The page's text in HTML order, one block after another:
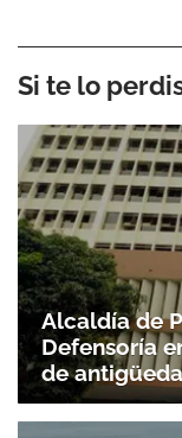
Si te lo
Alcaldía de
Defensoría
de